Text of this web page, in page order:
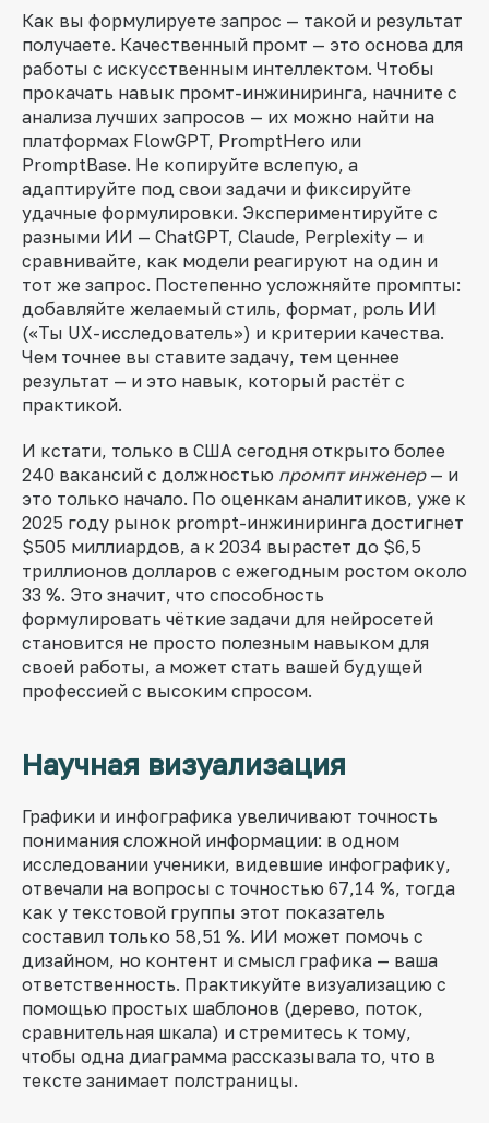
Как вы формулируете запрос — такой и результат
получаете. Качественный промт — это основа для
работы с искусственным интеллектом. Чтобы
прокачать навык промт-инжиниринга, начните с
анализа лучших запросов — их можно найти на
платформах FlowGPT, PromptHero или
PromptBase. Не копируйте вслепую, а
адаптируйте под свои задачи и фиксируйте
удачные формулировки. Экспериментируйте с
разными ИИ — ChatGPT, Claude, Perplexity — и
сравнивайте, как модели реагируют на один и
тот же запрос. Постепенно усложняйте промпты:
добавляйте желаемый стиль, формат, роль ИИ
(«Ты UX-исследователь») и критерии качества.
Чем точнее вы ставите задачу, тем ценнее
результат — и это навык, который растёт с
практикой.
И кстати, только в США сегодня открыто более
240 вакансий с должностью промпт инженер — и
это только начало. По оценкам аналитиков, уже к
2025 году рынок prompt-инжиниринга достигнет
$505 миллиардов, а к 2034 вырастет до $6,5
триллионов долларов с ежегодным ростом около
33 %. Это значит, что способность
формулировать чёткие задачи для нейросетей
становится не просто полезным навыком для
своей работы, а может стать вашей будущей
профессией с высоким спросом.
Научная визуализация
Графики и инфографика увеличивают точность
понимания сложной информации: в одном
исследовании ученики, видевшие инфографику,
отвечали на вопросы с точностью 67,14 %, тогда
как у текстовой группы этот показатель
составил только 58,51 %. ИИ может помочь с
дизайном, но контент и смысл графика — ваша
ответственность. Практикуйте визуализацию с
помощью простых шаблонов (дерево, поток,
сравнительная шкала) и стремитесь к тому,
чтобы одна диаграмма рассказывала то, что в
тексте занимает полстраницы.